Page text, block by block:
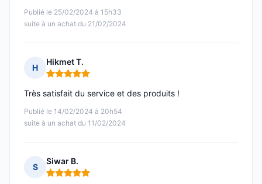
Publié le 25/02/2024 à 15h33
suite à un achat du 21/02/2024
H
Hikmet T.
Note : 5 sur 5
Publié le 14/02/2024 à 20h54
suite à un achat du 11/02/2024
Très satisfait du service et des produits !
S
Siwar B.
Note : 5 sur 5